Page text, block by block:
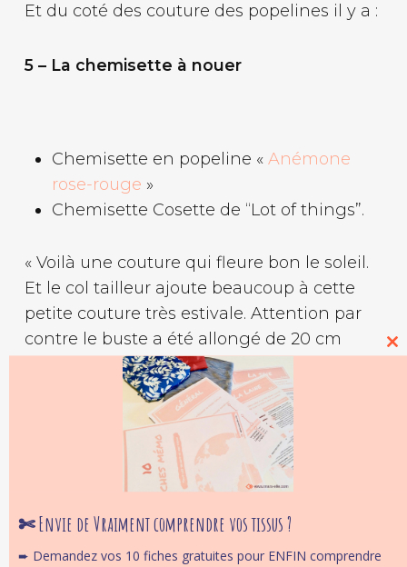
Et du coté des couture des popelines il y a :
5 – La chemisette à nouer
Chemisette en popeline « Anémone
rose-rouge »
Chemisette Cosette de “Lot of things”.
« Voilà une couture qui fleure bon le soleil.
Et le col tailleur ajoute beaucoup à cette
petite couture très estivale. Attention par
contre le buste a été allongé de 20 cm
pour pouvoir porter cette chemisette avec
tout type de jupes et de pantalons. »
✄ Envie de Vraiment comprendre vos tissus ?
➨ Demandez vos 10 fiches gratuites pour ENFIN comprendre